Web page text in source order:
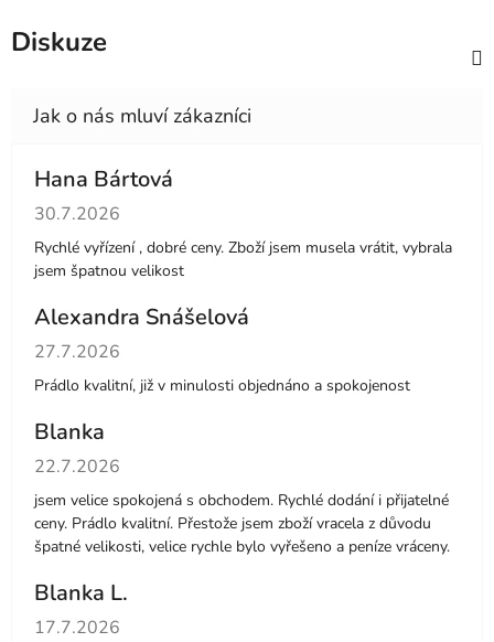
Diskuze
Hana Bártová
Hodnocení obchodu je 4 z 5 hvězdiček.
30.7.2026
Rychlé vyřízení , dobré ceny. Zboží jsem musela vrátit, vybrala
jsem špatnou velikost
Alexandra Snášelová
Hodnocení obchodu je 5 z 5 hvězdiček.
27.7.2026
Prádlo kvalitní, již v minulosti objednáno a spokojenost
Blanka
Hodnocení obchodu je 5 z 5 hvězdiček.
22.7.2026
jsem velice spokojená s obchodem. Rychlé dodání i přijatelné
ceny. Prádlo kvalitní. Přestože jsem zboží vracela z důvodu
špatné velikosti, velice rychle bylo vyřešeno a peníze vráceny.
Blanka L.
Hodnocení obchodu je 5 z 5 hvězdiček.
17.7.2026